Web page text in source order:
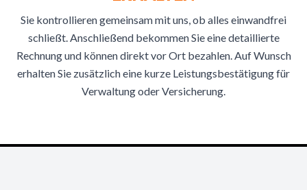
Sie kontrollieren gemeinsam mit uns, ob alles einwandfrei
schließt. Anschließend bekommen Sie eine detaillierte
Rechnung und können direkt vor Ort bezahlen. Auf Wunsch
erhalten Sie zusätzlich eine kurze Leistungsbestätigung für
Verwaltung oder Versicherung.